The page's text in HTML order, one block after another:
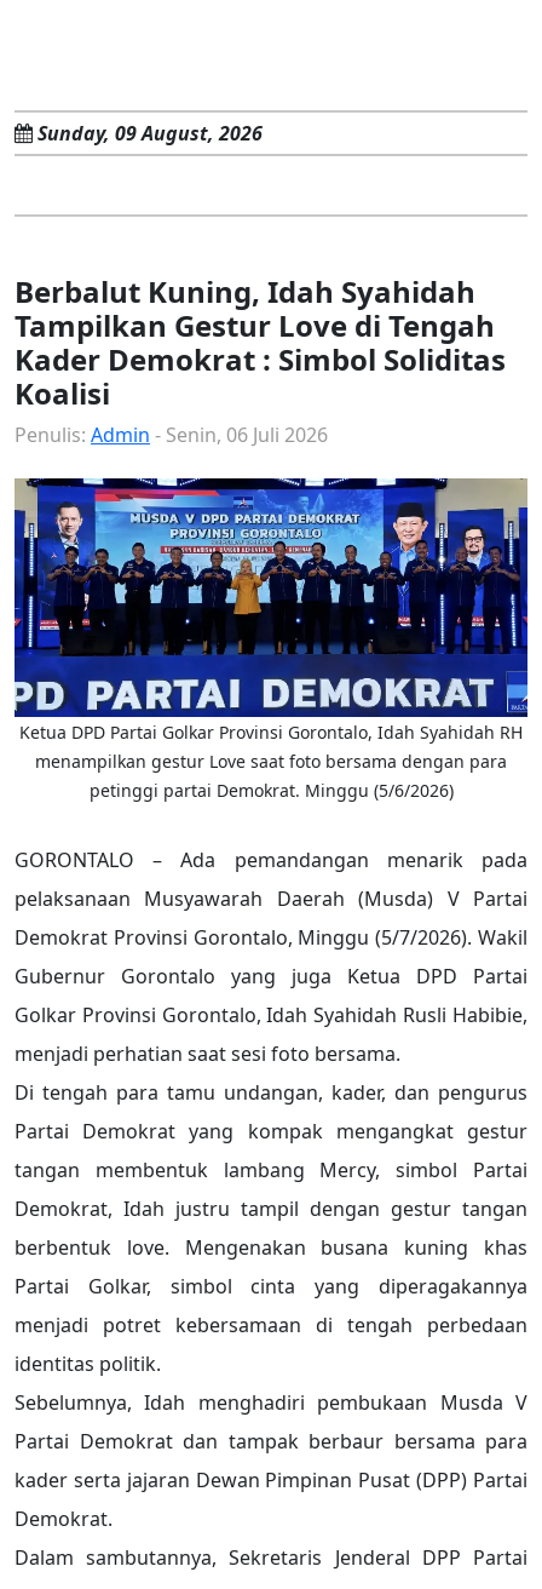
Sunday, 09 August, 2026
Berbalut Kuning, Idah Syahidah
Tampilkan Gestur Love di Tengah
Kader Demokrat : Simbol Soliditas
Koalisi
Penulis: Admin - Senin, 06 Juli 2026
Ketua DPD Partai Golkar Provinsi Gorontalo, Idah Syahidah RH
menampilkan gestur Love saat foto bersama dengan para
petinggi partai Demokrat. Minggu (5/6/2026)
GORONTALO – Ada pemandangan menarik pada
pelaksanaan Musyawarah Daerah (Musda) V Partai
Demokrat Provinsi Gorontalo, Minggu (5/7/2026). Wakil
Gubernur Gorontalo yang juga Ketua DPD Partai
Golkar Provinsi Gorontalo, Idah Syahidah Rusli Habibie,
menjadi perhatian saat sesi foto bersama.
Di tengah para tamu undangan, kader, dan pengurus
Partai Demokrat yang kompak mengangkat gestur
tangan membentuk lambang Mercy, simbol Partai
Demokrat, Idah justru tampil dengan gestur tangan
berbentuk love. Mengenakan busana kuning khas
Partai Golkar, simbol cinta yang diperagakannya
menjadi potret kebersamaan di tengah perbedaan
identitas politik.
Sebelumnya, Idah menghadiri pembukaan Musda V
Partai Demokrat dan tampak berbaur bersama para
kader serta jajaran Dewan Pimpinan Pusat (DPP) Partai
Demokrat.
Dalam sambutannya, Sekretaris Jenderal DPP Partai